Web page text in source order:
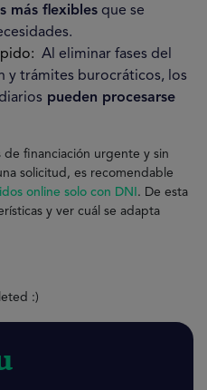
más flexibles que se
Al eliminar fases del
y trámites burocráticos, los
pueden procesarse
de financiación urgente y sin
solicitud, es recomendable
online solo con DNI . De esta
y ver cuál se adapta
:)